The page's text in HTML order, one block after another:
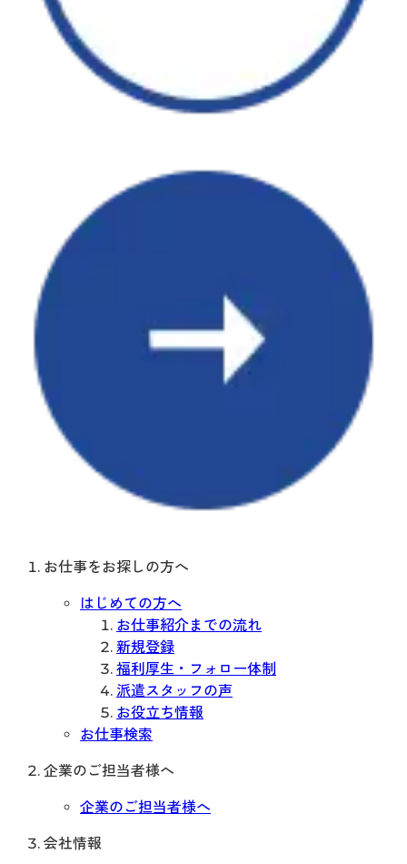
お仕事をお探しの方へ
はじめての方へ
お仕事紹介までの流れ
新規登録
福利厚生・フォロー体制
派遣スタッフの声
お役立ち情報
お仕事検索
企業のご担当者様へ
企業のご担当者様へ
会社情報